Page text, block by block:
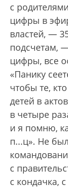
с
цифры в
властей, —
подсчетам,
цифры, все
«Панику
чтобы те,
детей в
в четыре
и я помню,
п...ц». Не
с
с кондачка,